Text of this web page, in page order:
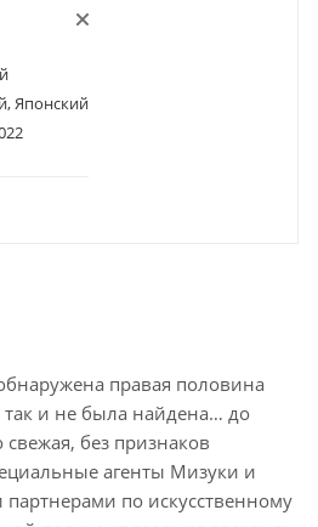
Японский
правая половина
и не была найдена… до
без признаков
агенты Мизуки и
по искусственному